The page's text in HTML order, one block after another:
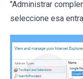
"Administrar
seleccione esa